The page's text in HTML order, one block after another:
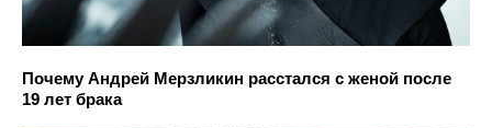
Почему Андрей Мерзликин расстался с женой после
19 лет брака